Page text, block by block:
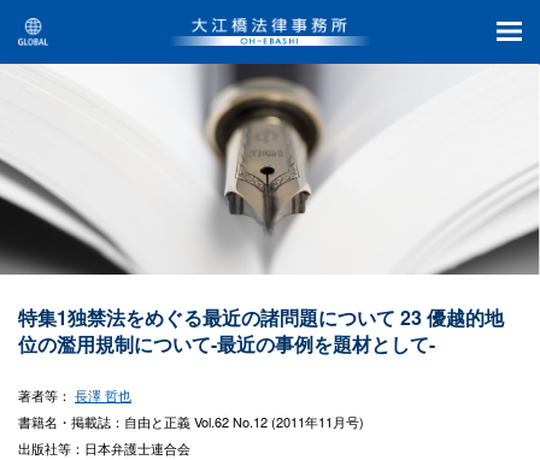
特集1独禁法をめぐる最近の諸問題について 23 優越的地
位の濫用規制について-最近の事例を題材として-
著者等： 長澤 哲也
書籍名・掲載誌：自由と正義 Vol.62 No.12 (2011年11月号)
出版社等：日本弁護士連合会